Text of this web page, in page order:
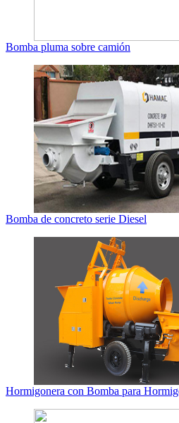
Bomba pluma sobre camión
Bomba de concreto serie Diesel
Hormigonera con Bomba para